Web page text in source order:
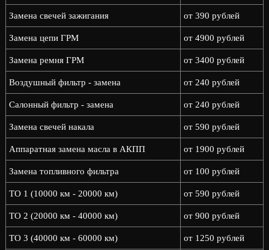
Замена свечей зажигания от 390 рублей
Замена цепи ГРМ от 4900 рублей
Замена ремня ГРМ от 3400 рублей
Воздушный фильтр - замена от 240 рублей
Салонный фильтр - замена от 240 рублей
Замена свечей накала от 590 рублей
Аппаратная замена масла в АКПП от 1900 рублей
Замена топливного фильтра от 100 рублей
ТО 1 (10000 км - 20000 км) от 590 рублей
ТО 2 (20000 км - 40000 км) от 900 рублей
ТО 3 (40000 км - 60000 км) от 1250 рублей